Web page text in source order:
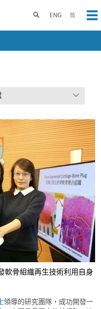
ENG 简
Toggle search panel
軟骨組織再生技術利用自身
領導的研究團隊，成功開發一